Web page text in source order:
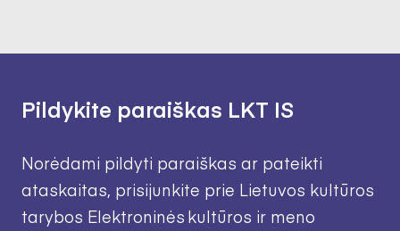
Pildykite paraiškas LKT IS
Norėdami pildyti paraiškas ar pateikti
ataskaitas, prisijunkite prie Lietuvos kultūros
tarybos Elektroninės kultūros ir meno